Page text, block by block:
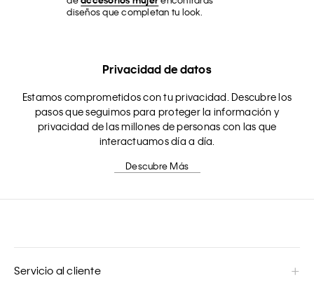
diseños que completan tu look.
Privacidad de datos
Estamos comprometidos con tu privacidad. Descubre los
pasos que seguimos para proteger la información y
privacidad de las millones de personas con las que
interactuamos día a día.
Descubre Más
Servicio al cliente